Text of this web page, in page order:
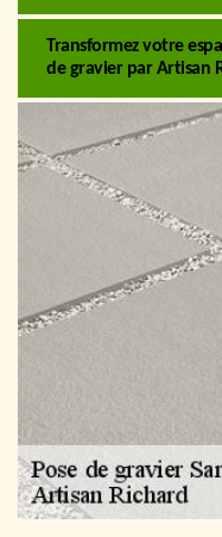
Transformez votre
de gravier par Artisan